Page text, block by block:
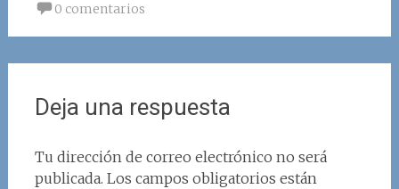
0 comentarios
Deja una respuesta
Tu dirección de correo electrónico no será
publicada. Los campos obligatorios están